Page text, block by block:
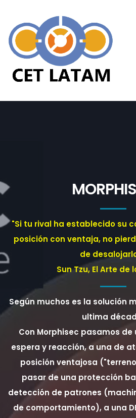
"Si tu rival ha establecido su
posición con ventaja, no
de
Sun Tzu, El Arte de
Según muchos es la solución
ultima
Con Morphisec pasamos
espera y reacción, a una de
posición ventajosa
pasar de una protección
detección de patrones
de comportamiento), a una